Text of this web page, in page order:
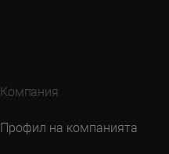
Компания
Профил на компанията